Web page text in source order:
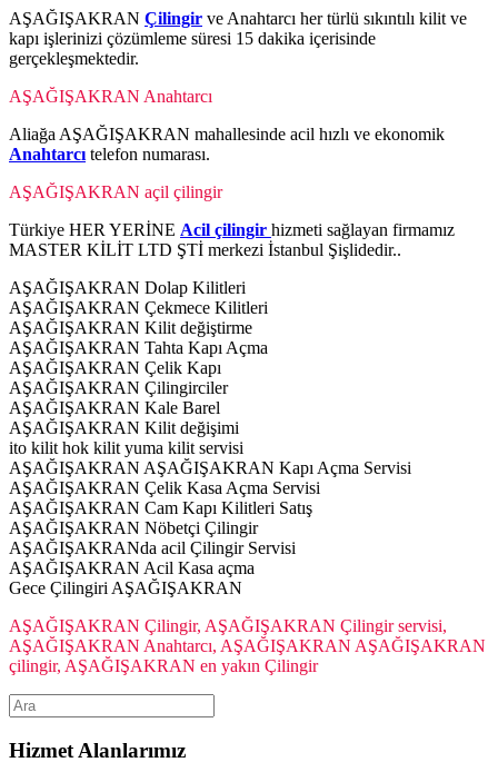
AŞAĞIŞAKRAN Çilingir ve Anahtarcı her türlü sıkıntılı kilit ve
kapı işlerinizi çözümleme süresi 15 dakika içerisinde
gerçekleşmektedir.
AŞAĞIŞAKRAN Anahtarcı
Aliağa AŞAĞIŞAKRAN mahallesinde acil hızlı ve ekonomik
Anahtarcı telefon numarası.
AŞAĞIŞAKRAN açil çilingir
Türkiye HER YERİNE Acil çilingir hizmeti sağlayan firmamız
MASTER KİLİT LTD ŞTİ merkezi İstanbul Şişlidedir..
AŞAĞIŞAKRAN Dolap Kilitleri
AŞAĞIŞAKRAN Çekmece Kilitleri
AŞAĞIŞAKRAN Kilit değiştirme
AŞAĞIŞAKRAN Tahta Kapı Açma
AŞAĞIŞAKRAN Çelik Kapı
AŞAĞIŞAKRAN Çilingirciler
AŞAĞIŞAKRAN Kale Barel
AŞAĞIŞAKRAN Kilit değişimi
ito kilit hok kilit yuma kilit servisi
AŞAĞIŞAKRAN AŞAĞIŞAKRAN Kapı Açma Servisi
AŞAĞIŞAKRAN Çelik Kasa Açma Servisi
AŞAĞIŞAKRAN Cam Kapı Kilitleri Satış
AŞAĞIŞAKRAN Nöbetçi Çilingir
AŞAĞIŞAKRANda acil Çilingir Servisi
AŞAĞIŞAKRAN Acil Kasa açma
Gece Çilingiri AŞAĞIŞAKRAN
AŞAĞIŞAKRAN Çilingir, AŞAĞIŞAKRAN Çilingir servisi,
AŞAĞIŞAKRAN Anahtarcı, AŞAĞIŞAKRAN AŞAĞIŞAKRAN
çilingir, AŞAĞIŞAKRAN en yakın Çilingir
Hizmet Alanlarımız